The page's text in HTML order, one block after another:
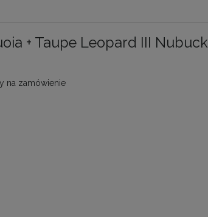
+ Taupe Leopard III Nubuck
na zamówienie